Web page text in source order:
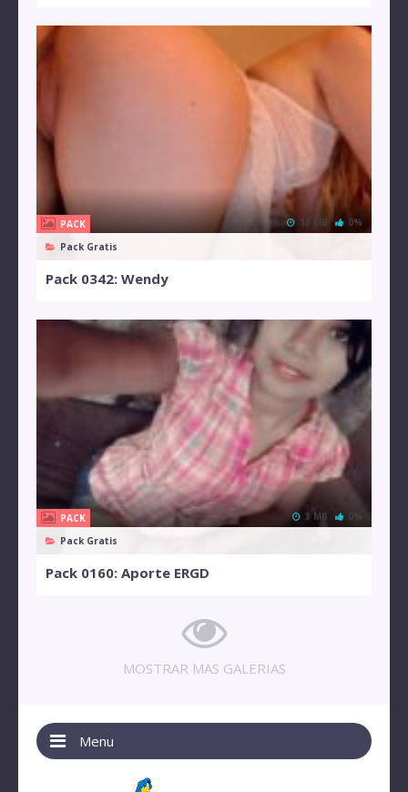
PACK
Pack Gratis
13 MB 0%
Pack 0342: Wendy
PACK
Pack Gratis
3 MB
Pack 0160: Aporte ERGD
MOSTRAR MAS GALERIAS
Menu